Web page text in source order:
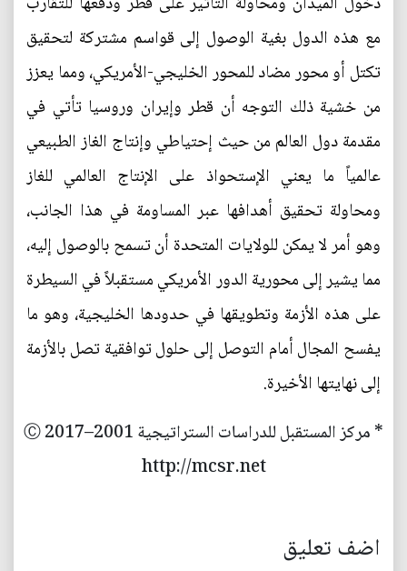
مع هذه الدول بغية الوصول إلى قواسم مشتركة لتحقيق
تكتل أو محور مضاد للمحور الخليجي-الأمريكي، ومما يعزز
من خشية ذلك التوجه أن قطر وإيران وروسيا تأتي في
مقدمة دول العالم من حيث إحتياطي وإنتاج الغاز الطبيعي
عالمياً ما يعني الإستحواذ على الإنتاج العالمي للغاز
ومحاولة تحقيق أهدافها عبر المساومة في هذا الجانب،
وهو أمر لا يمكن للولايات المتحدة أن تسمح بالوصول إليه،
مما يشير إلى محورية الدور الأمريكي مستقبلاً في السيطرة
على هذه الأزمة وتطويقها في حدودها الخليجية، وهو ما
يفسح المجال أمام التوصل إلى حلول توافقية تصل بالأزمة
إلى نهايتها الأخيرة.
* مركز المستقبل للدراسات الستراتيجية 2001–2017 Ⓒ
http://mcsr.net
اضف تعليق